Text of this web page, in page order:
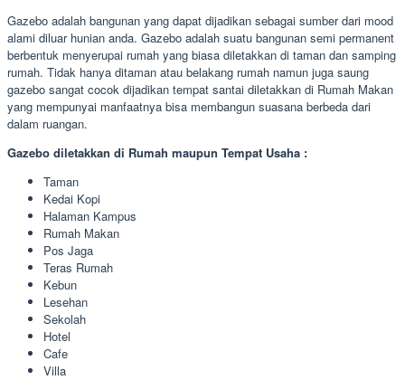
Gazebo adalah bangunan yang dapat dijadikan sebagai sumber dari mood
alami diluar hunian anda. Gazebo adalah suatu bangunan semi permanent
berbentuk menyerupai rumah yang biasa diletakkan di taman dan samping
rumah. Tidak hanya ditaman atau belakang rumah namun juga saung
gazebo sangat cocok dijadikan tempat santai diletakkan di Rumah Makan
yang mempunyai manfaatnya bisa membangun suasana berbeda dari
dalam ruangan.
Gazebo diletakkan di Rumah maupun Tempat Usaha :
Taman
Kedai Kopi
Halaman Kampus
Rumah Makan
Pos Jaga
Teras Rumah
Kebun
Lesehan
Sekolah
Hotel
Cafe
Villa